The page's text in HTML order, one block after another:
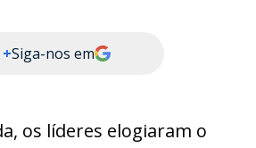
+Siga-nos em
os líderes elogiaram o